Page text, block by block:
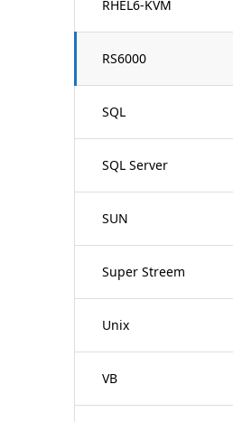
RHEL6-KVM
RS6000
SQL
SQL Server
SUN
Super Streem
Unix
VB